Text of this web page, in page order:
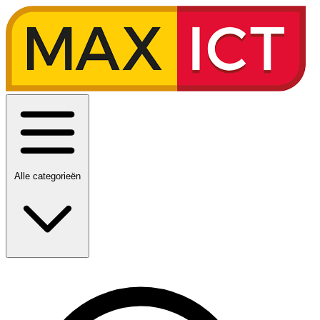
Alle categorieën